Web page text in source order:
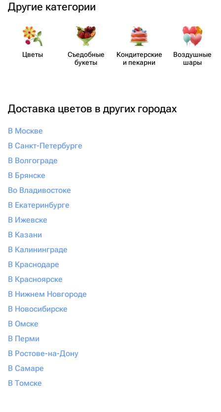
Другие категории
Цветы
Съедобные
букеты
Кондит​ерские
и пекарни
Воздушные
шары
Доставка цветов в других городах
В Москве
В Санкт-Петербурге
В Волгограде
В Брянске
Во Владивостоке
В Екатеринбурге
В Ижевске
В Казани
В Калининграде
В Краснодаре
В Красноярске
В Нижнем Новгороде
В Новосибирске
В Омске
В Перми
В Ростове-на-Дону
В Самаре
В Томске